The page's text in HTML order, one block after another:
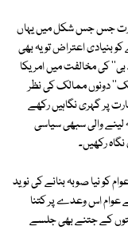
جس جس شکل میں یہاں
کو بنیادی اعتراض تو یہ بھی
کی مخالفت میں امریکا
دونوں ممالک کی نظر
پر گہری نگاہیں رکھے
والی سبھی سیاسی
رکھیں۔
کو نیا صوبہ بنانے کی نوید
عوام اس وعدے پر کتنا
کے جتنے بھی جلسے